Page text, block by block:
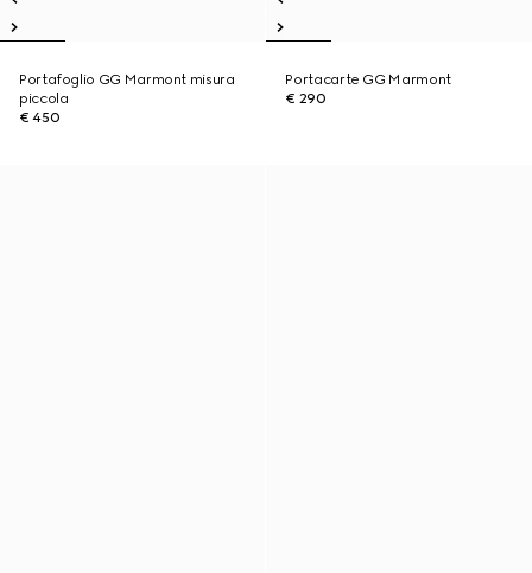
Portafoglio GG Marmont misura
piccola
€ 450
Portacarte GG Marmont
€ 290